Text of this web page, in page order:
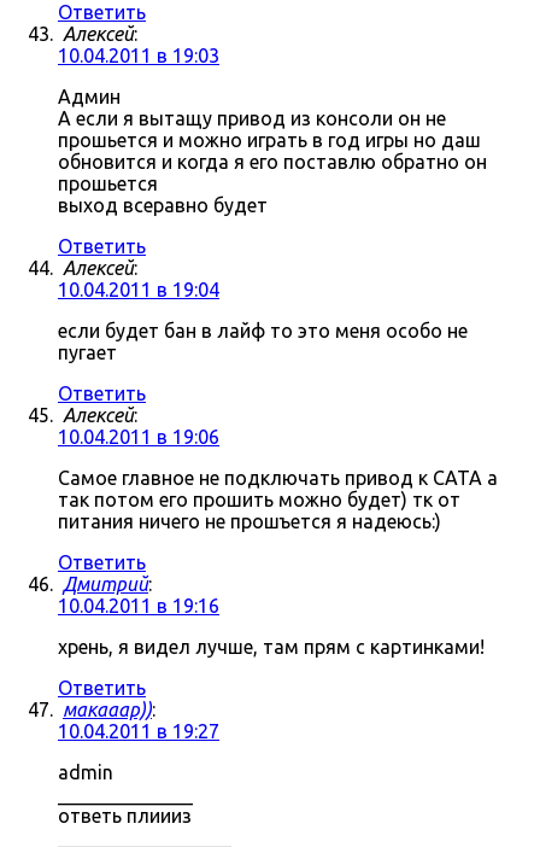
Ответить
Алексей:
10.04.2011 в 19:03
Админ
А если я вытащу привод из консоли он не
прошьется и можно играть в год игры но даш
обновится и когда я его поставлю обратно он
прошьется
выход всеравно будет
Ответить
Алексей:
10.04.2011 в 19:04
если будет бан в лайф то это меня особо не
пугает
Ответить
Алексей:
10.04.2011 в 19:06
Самое главное не подключать привод к САТА а
так потом его прошить можно будет) тк от
питания ничего не прошъется я надеюсь:)
Ответить
Дмитрий:
10.04.2011 в 19:16
хрень, я видел лучше, там прям с картинками!
Ответить
макааар)):
10.04.2011 в 19:27
admin
ответь плиииз